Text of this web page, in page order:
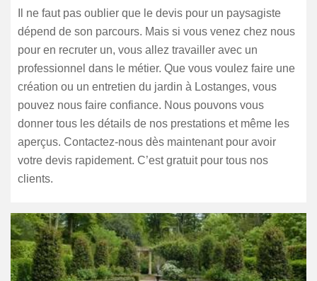
Il ne faut pas oublier que le devis pour un paysagiste
dépend de son parcours. Mais si vous venez chez nous
pour en recruter un, vous allez travailler avec un
professionnel dans le métier. Que vous voulez faire une
création ou un entretien du jardin à Lostanges, vous
pouvez nous faire confiance. Nous pouvons vous
donner tous les détails de nos prestations et même les
aperçus. Contactez-nous dès maintenant pour avoir
votre devis rapidement. C’est gratuit pour tous nos
clients.